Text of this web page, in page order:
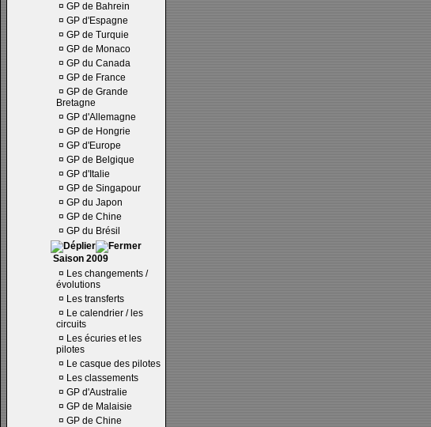
¤ GP de Bahrein
¤ GP d'Espagne
¤ GP de Turquie
¤ GP de Monaco
¤ GP du Canada
¤ GP de France
¤ GP de Grande
Bretagne
¤ GP d'Allemagne
¤ GP de Hongrie
¤ GP d'Europe
¤ GP de Belgique
¤ GP d'Italie
¤ GP de Singapour
¤ GP du Japon
¤ GP de Chine
¤ GP du Brésil
Saison 2009
¤ Les changements /
évolutions
¤ Les transferts
¤ Le calendrier / les
circuits
¤ Les écuries et les
pilotes
¤ Le casque des pilotes
¤ Les classements
¤ GP d'Australie
¤ GP de Malaisie
¤ GP de Chine